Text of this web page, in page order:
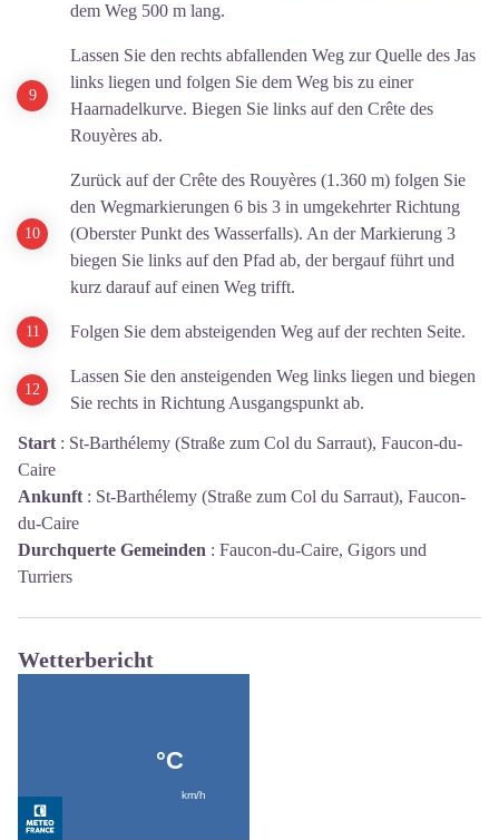
dem Weg 500 m lang.
Lassen Sie den rechts abfallenden Weg zur Quelle des Jas
links liegen und folgen Sie dem Weg bis zu einer
Haarnadelkurve. Biegen Sie links auf den Crête des
Rouyères ab.
Zurück auf der Crête des Rouyères (1.360 m) folgen Sie
den Wegmarkierungen 6 bis 3 in umgekehrter Richtung
(Oberster Punkt des Wasserfalls). An der Markierung 3
biegen Sie links auf den Pfad ab, der bergauf führt und
kurz darauf auf einen Weg trifft.
Folgen Sie dem absteigenden Weg auf der rechten Seite.
Lassen Sie den ansteigenden Weg links liegen und biegen
Sie rechts in Richtung Ausgangspunkt ab.
Start : St-Barthélemy (Straße zum Col du Sarraut), Faucon-du-
Caire
Ankunft : St-Barthélemy (Straße zum Col du Sarraut), Faucon-
du-Caire
Durchquerte Gemeinden : Faucon-du-Caire, Gigors und
Turriers
Wetterbericht